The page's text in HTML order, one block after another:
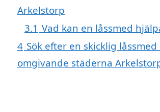
Arkelstorp
3.1 Vad kan en låssmed
4 Sök efter en skicklig låssmed
omgivande städerna